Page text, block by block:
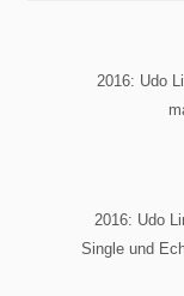
2016: Udo
2016: Udo
Single und